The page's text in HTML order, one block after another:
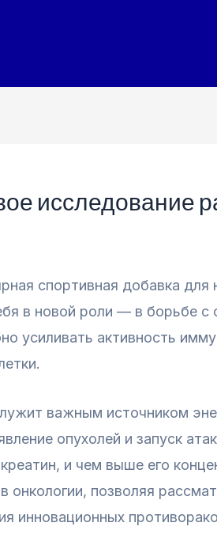
исследование
спортивная добавка
в новой роли — в борьбе с
усиливать активность
важным источником
опухолей и запуск
и чем выше его
позволяя
инновационных